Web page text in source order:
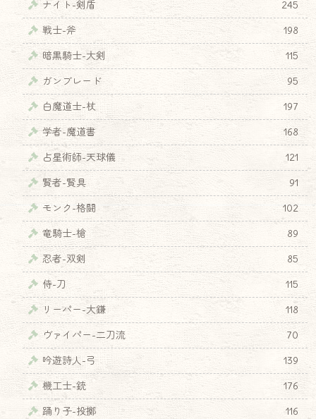
ナイト-剣盾
245
戦士-斧
198
暗黒騎士-大剣
115
ガンブレード
95
白魔道士-杖
197
学者-魔道書
168
占星術師-天球儀
121
賢者-賢具
91
モンク-格闘
102
竜騎士-槍
89
忍者-双剣
85
侍-刀
115
リーパー-大鎌
118
ヴァイパー-二刀流
70
吟遊詩人-弓
139
機工士-銃
176
踊り子-投擲
116